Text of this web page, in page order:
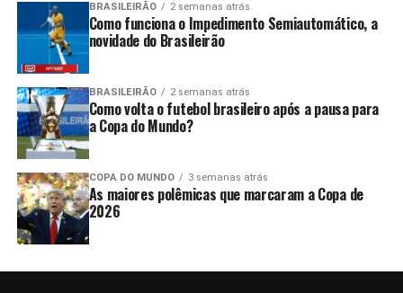
BRASILEIRÃO 2 semanas atrás
Como funciona o Impedimento Semiautomático, a
novidade do Brasileirão
BRASILEIRÃO 2 semanas atrás
Como volta o futebol brasileiro após a pausa para
a Copa do Mundo?
COPA DO MUNDO 3 semanas atrás
As maiores polêmicas que marcaram a Copa de
2026